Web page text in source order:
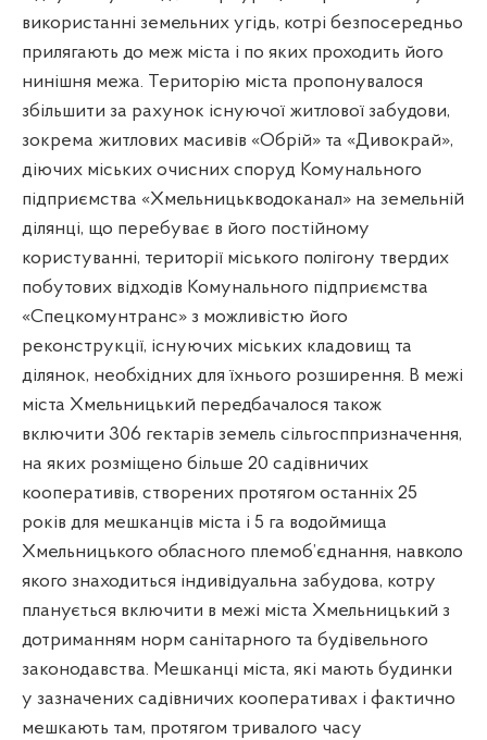
використанні земельних угідь, котрі безпосередньо
прилягають до меж міста і по яких проходить його
нинішня межа. Територію міста пропонувалося
збільшити за рахунок існуючої житлової забудови,
зокрема житлових масивів «Обрій» та «Дивокрай»,
діючих міських очисних споруд Комунального
підприємства «Хмельницькводоканал» на земельній
ділянці, що перебуває в його постійному
користуванні, території міського полігону твердих
побутових відходів Комунального підприємства
«Спецкомунтранс» з можливістю його
реконструкції, існуючих міських кладовищ та
ділянок, необхідних для їхнього розширення. В межі
міста Хмельницький передбачалося також
включити 306 гектарів земель сільгосппризначення,
на яких розміщено більше 20 садівничих
кооперативів, створених протягом останніх 25
років для мешканців міста і 5 га водоймища
Хмельницького обласного племоб’єднання, навколо
якого знаходиться індивідуальна забудова, котру
планується включити в межі міста Хмельницький з
дотриманням норм санітарного та будівельного
законодавства. Мешканці міста, які мають будинки
у зазначених садівничих кооперативах і фактично
мешкають там, протягом тривалого часу